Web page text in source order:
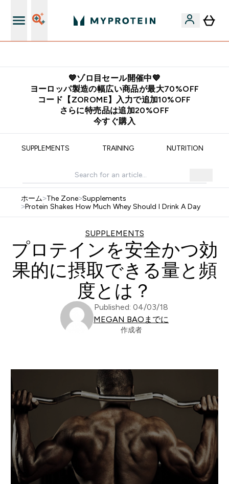
💙ゾロ目セール開催中💙
ヨーロッパ製造の幅広い商品が最大70%OFF
コード【ZOROME】入力で追加10%OFF
さらに特売品は追加20%OFF
今すぐ購入
SUPPLEMENTS TRAINING NUTRITION
ホーム>The Zone>Supplements
>Protein Shakes How Much Whey Should I Drink A Day
SUPPLEMENTS
プロテインを安全かつ効
果的に摂取できる量と頻
度とは？
Published: 04/03/18
MEGAN BAOまでに
作成者